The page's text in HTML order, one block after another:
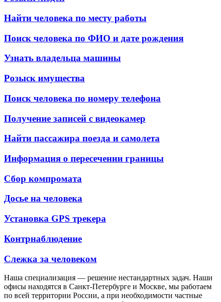
Найти человека по месту работы
Поиск человека по ФИО и дате рождения
Узнать владельца машины
Розыск имущества
Поиск человека по номеру телефона
Получение записей с видеокамер
Найти пассажира поезда и самолета
Информация о пересечении границы
Сбор компромата
Досье на человека
Установка GPS трекера
Контрнаблюдение
Слежка за человеком
Наша специализация — решение нестандартных задач. Наши
офисы находятся в Санкт-Петербурге и Москве, мы работаем
по всей территории России, а при необходимости частные